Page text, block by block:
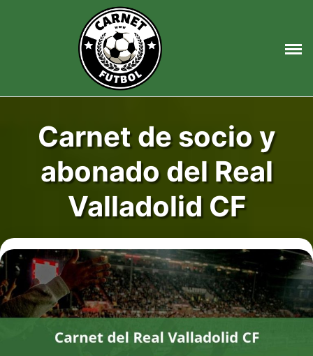
Carnet de socio y
abonado del Real
Valladolid CF